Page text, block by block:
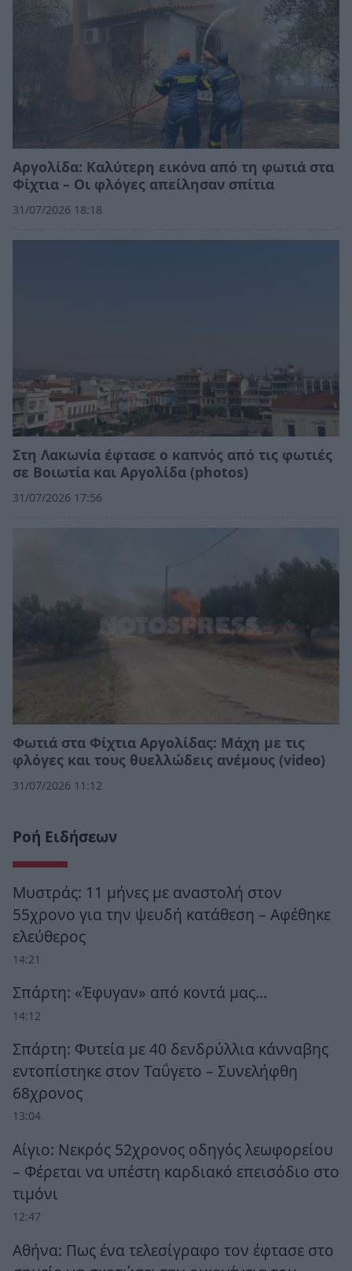
Αργολίδα: Καλύτερη εικόνα από τη φωτιά στα
Φίχτια – Οι φλόγες απείλησαν σπίτια
31/07/2026 18:18
Στη Λακωνία έφτασε ο καπνός από τις φωτιές
σε Βοιωτία και Αργολίδα (photos)
31/07/2026 17:56
Φωτιά στα Φίχτια Αργολίδας: Μάχη με τις
φλόγες και τους θυελλώδεις ανέμους (video)
31/07/2026 11:12
Ροή Ειδήσεων
Μυστράς: 11 μήνες με αναστολή στον
55χρονο για την ψευδή κατάθεση – Αφέθηκε
ελεύθερος
14:21
Σπάρτη: «Έφυγαν» από κοντά μας…
14:12
Σπάρτη: Φυτεία με 40 δενδρύλλια κάνναβης
εντοπίστηκε στον Ταΰγετο – Συνελήφθη
68χρονος
13:04
Αίγιο: Νεκρός 52χρονος οδηγός λεωφορείου
– Φέρεται να υπέστη καρδιακό επεισόδιο στο
τιμόνι
12:47
Αθήνα: Πως ένα τελεσίγραφο τον έφτασε στο